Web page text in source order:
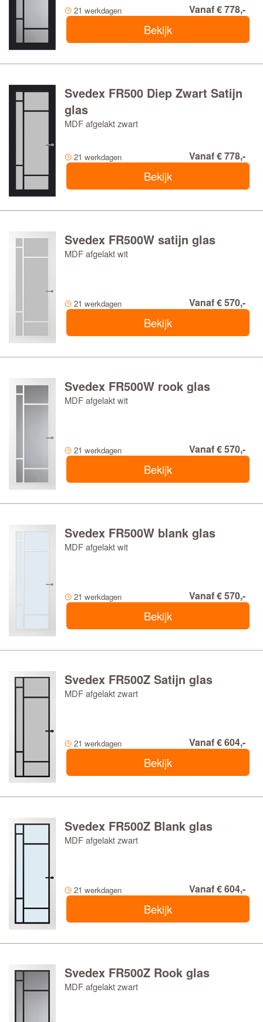
21 werkdagen Vanaf € 778,-
Bekijk
Svedex FR500 Diep Zwart Satijn
glas
MDF afgelakt zwart
21 werkdagen Vanaf € 778,-
Bekijk
Svedex FR500W satijn glas
MDF afgelakt wit
21 werkdagen Vanaf € 570,-
Bekijk
Svedex FR500W rook glas
MDF afgelakt wit
21 werkdagen Vanaf € 570,-
Bekijk
Svedex FR500W blank glas
MDF afgelakt wit
21 werkdagen Vanaf € 570,-
Bekijk
Svedex FR500Z Satijn glas
MDF afgelakt zwart
21 werkdagen Vanaf € 604,-
Bekijk
Svedex FR500Z Blank glas
MDF afgelakt zwart
21 werkdagen Vanaf € 604,-
Bekijk
Svedex FR500Z Rook glas
MDF afgelakt zwart